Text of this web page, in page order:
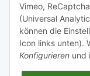
Vimeo,
(Universal
können die
Icon links unten).
Konfigurieren und